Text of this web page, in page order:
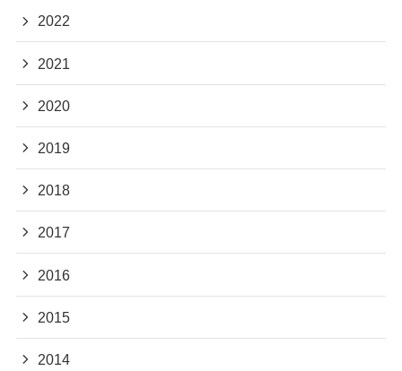
2022
2021
2020
2019
2018
2017
2016
2015
2014